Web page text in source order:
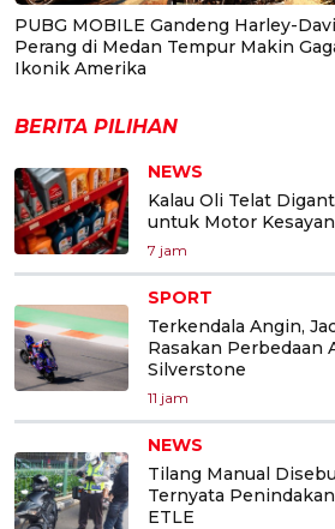
PUBG MOBILE Gandeng Harley-
Perang di Medan Tempur Makin
Ikonik Amerika
BERITA PILIHAN
NEWS
Kalau Oli Telat
untuk Motor
7 jam
SPORT
Terkendala Angin,
Rasakan Perbedaan
Silverstone
11 jam
NEWS
Tilang Manual
Ternyata
ETLE